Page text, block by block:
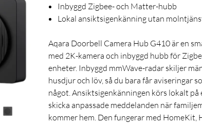
Inbyggd Zigbee- och Matter-hubb
Lokal ansiktsigenkänning utan
Aqara Doorbell Camera Hub G410 är en
med 2K-kamera och inbyggd hubb för
enheter. Inbyggd mmWave-radar skiljer
husdjur och löv, så du bara får aviseringar
något. Ansiktsigenkänningen körs lokalt på
skicka anpassade meddelanden när
kommer hem. Den fungerar med HomeKit,